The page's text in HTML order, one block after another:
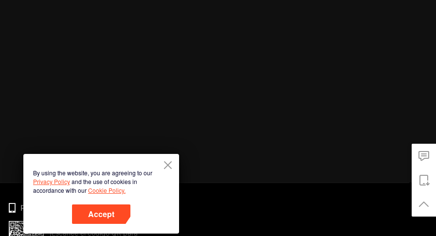
By using the website, you are agreeing to our
Privacy Policyand the use of cookies in
accordance with ourCookie Policy.
Accept
Phone
¡Escanee el código QR para